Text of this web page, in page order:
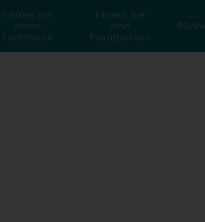
Finden Sie
einen
Fachmann
Finden Sie
eine
Privatperson